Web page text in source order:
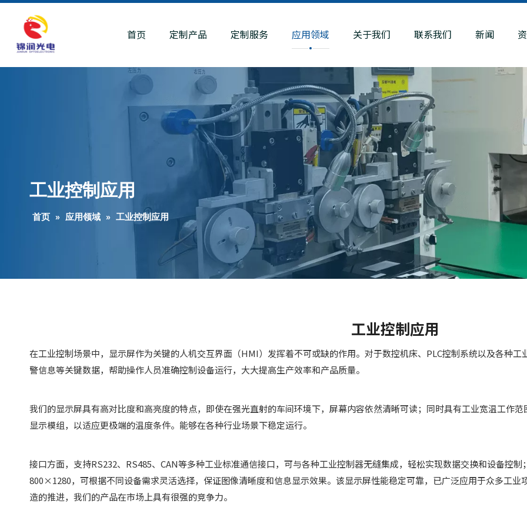
首页 定制产品 定制服务 应用领域 关于我们 联系我们 新闻
工业控制应用
首页 » 应用领域 » 工业控制应用
工业控制应用
在工业控制场景中，显示屏作为关键的人机交互界面（HMI）发挥着不可或缺的作用。对于数控机床、PLC控制系统以及各种
警信息等关键数据，帮助操作人员准确控制设备运行，大大提高生产效率和产品质量。
我们的显示屏具有高对比度和高亮度的特点，即使在强光直射的车间环境下，屏幕内容依然清晰可读；同时具有工业宽温工
显示模组，以适应更极端的温度条件。能够在各种行业场景下稳定运行。
接口方面，支持RS232、RS485、CAN等多种工业标准通信接口，可与各种工业控制器无缝集成，轻松实现数据交换和设备控
800×1280，可根据不同设备需求灵活选择，保证图像清晰度和信息显示效果。该显示屏性能稳定可靠，已广泛应用于众多工
造的推进，我们的产品在市场上具有很强的竞争力。